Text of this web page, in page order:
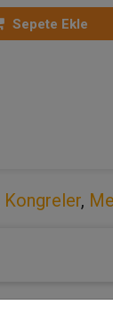
Sepete Ekle
Kongreler,